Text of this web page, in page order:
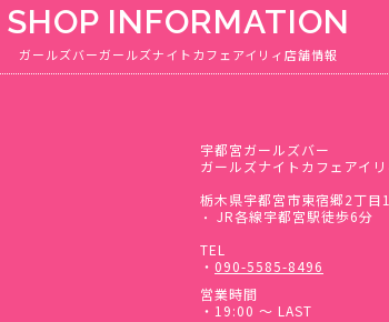
SHOP INFORMATION
ガールズバーガールズナイトカフェアイリィ店舗情報
宇都宮ガールズバー
ガールズナイトカフェアイリ
栃木県宇都宮市東宿郷2丁
・ JR各線宇都宮駅徒歩6分
TEL
・ 090-5585-8496
営業時間
・19:00 ～ LAST